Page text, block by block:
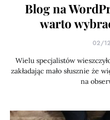
Blog na
warto
02/
Wielu specjalistów
zakładając mało słusznie że
na